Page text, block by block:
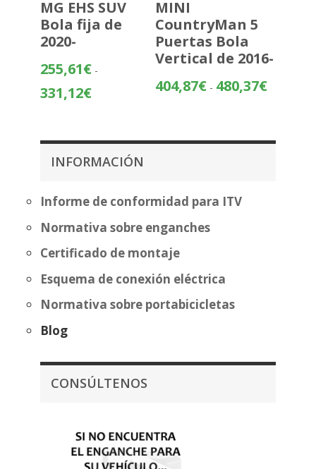
MG EHS SUV
Bola fija de
2020-
255,61€ -
331,12€Rango
desde
hasta
MINI
CountryMan 5
Puertas Bola
Vertical de 2016-
404,87€ - 480,37€Rango
404,87€
INFORMACIÓN
Informe de conformidad para ITV
Normativa sobre enganches
Certificado de montaje
Esquema de conexión eléctrica
Normativa sobre portabicicletas
Blog
CONSÚLTENOS